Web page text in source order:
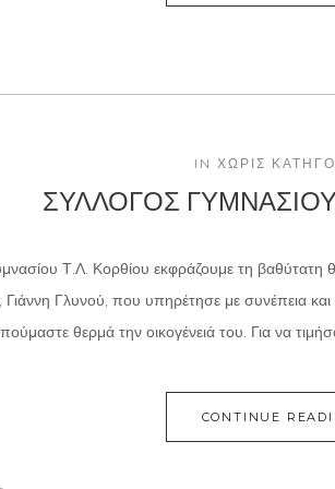
IN ΧΩΡΊΣ
ΣΥΛΛΟΓΟΣ
Τ.Λ. Κορθίου εκφράζουμε τη
Γλυνού, που υπηρέτησε με συνέπεια και
θερμά την οικογένειά του. Για να
CONTINUE